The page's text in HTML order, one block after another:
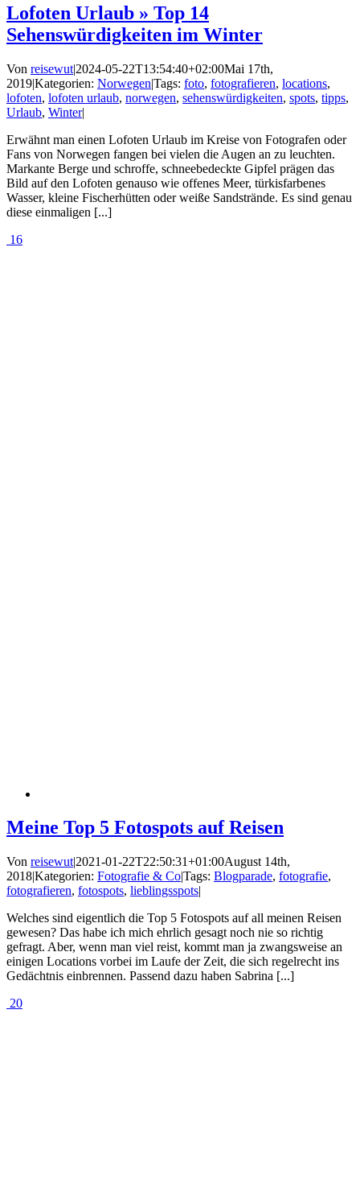
Lofoten Urlaub » Top 14
Sehenswürdigkeiten im Winter
Von reisewut|2024-05-22T13:54:40+02:00Mai 17th,
2019|Kategorien: Norwegen|Tags: foto, fotografieren, locations,
lofoten, lofoten urlaub, norwegen, sehenswürdigkeiten, spots, tipps,
Urlaub, Winter|
Erwähnt man einen Lofoten Urlaub im Kreise von Fotografen oder
Fans von Norwegen fangen bei vielen die Augen an zu leuchten.
Markante Berge und schroffe, schneebedeckte Gipfel prägen das
Bild auf den Lofoten genauso wie offenes Meer, türkisfarbenes
Wasser, kleine Fischerhütten oder weiße Sandstrände. Es sind genau
diese einmaligen [...]
16
Meine Top 5 Fotospots auf Reisen
Von reisewut|2021-01-22T22:50:31+01:00August 14th,
2018|Kategorien: Fotografie & Co|Tags: Blogparade, fotografie,
fotografieren, fotospots, lieblingsspots|
Welches sind eigentlich die Top 5 Fotospots auf all meinen Reisen
gewesen? Das habe ich mich ehrlich gesagt noch nie so richtig
gefragt. Aber, wenn man viel reist, kommt man ja zwangsweise an
einigen Locations vorbei im Laufe der Zeit, die sich regelrecht ins
Gedächtnis einbrennen. Passend dazu haben Sabrina [...]
20